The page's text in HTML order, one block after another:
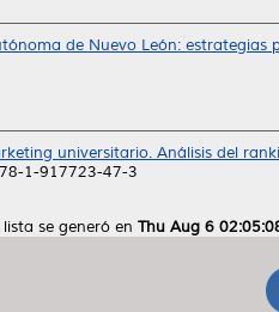
de Nuevo León: estrategias
universitario. Análisis del
1-917723-47-3
se generó en Thu Aug 6